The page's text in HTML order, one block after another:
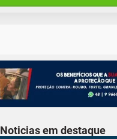
Noticias em destaque